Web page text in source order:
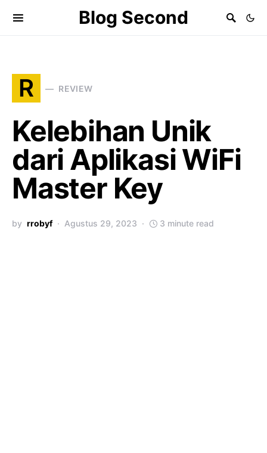
Blog Second
R REVIEW
Kelebihan Unik
dari Aplikasi WiFi
Master Key
by rrobyf Agustus 29, 2023 3 minute read